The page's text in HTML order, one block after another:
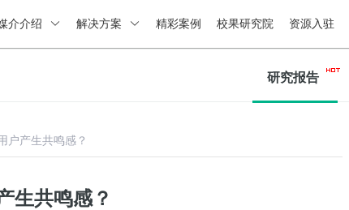
介介绍 解决方案 精彩案例 校果研究院 资源入驻
研究报告
户产生共鸣感？
生共鸣感？